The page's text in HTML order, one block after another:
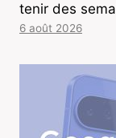
tenir des
6 août 2026